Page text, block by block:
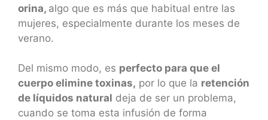
orina, algo que es más que habitual entre las
mujeres, especialmente durante los meses de
verano.
Del mismo modo, es perfecto para que el
cuerpo elimine toxinas, por lo que la retención
de líquidos natural deja de ser un problema,
cuando se toma esta infusión de forma